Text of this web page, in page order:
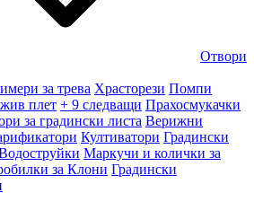
Отвори
за трева Храсторези Помпи
плет + 9 следващи Прахосмукачки
за градински листа Верижни
Култиватори Градински
Маркучи и колички за
за Клони Градински